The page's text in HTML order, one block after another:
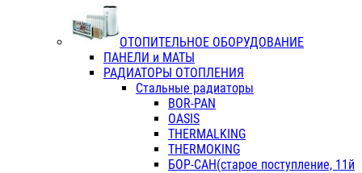
ОТОПИТЕЛЬНОЕ ОБОРУДОВАНИЕ
ПАНЕЛИ и МАТЫ
РАДИАТОРЫ ОТОПЛЕНИЯ
Стальные радиаторы
BOR-PAN
OASIS
THERMALKING
THERMOKING
БОР-САН(старое поступление, 11й